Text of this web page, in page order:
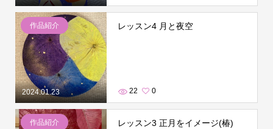
2024.01.23
作品紹介 レッスン4 月と夜空
22 0
作品紹介 レッスン3 正月をイメージ(椿)